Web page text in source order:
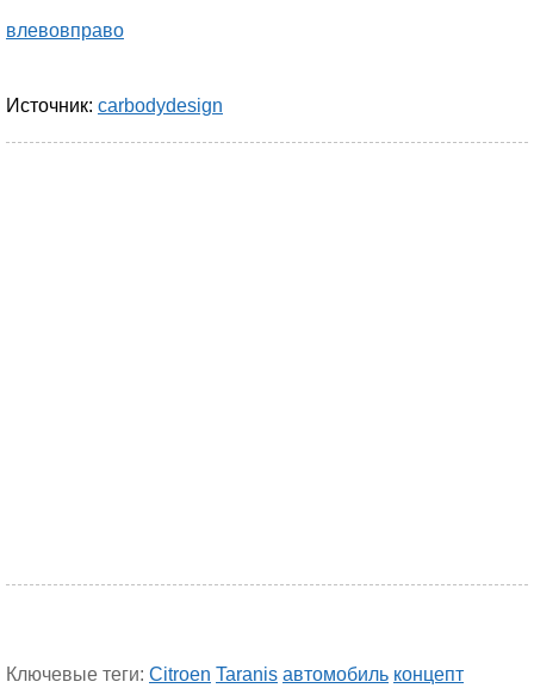
влевовправо
Источник: carbodydesign
Ключевые теги: Citroen Taranis автомобиль концепт